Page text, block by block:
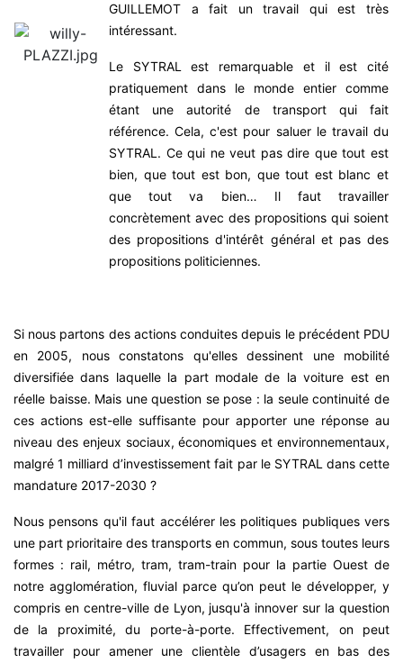
GUILLEMOT a fait un travail qui est très
intéressant.
Le SYTRAL est remarquable et il est cité
pratiquement dans le monde entier comme
étant une autorité de transport qui fait
référence. Cela, c'est pour saluer le travail du
SYTRAL. Ce qui ne veut pas dire que tout est
bien, que tout est bon, que tout est blanc et
que tout va bien… Il faut travailler
concrètement avec des propositions qui soient
des propositions d'intérêt général et pas des
propositions politiciennes.
Si nous partons des actions conduites depuis le précédent PDU
en 2005, nous constatons qu'elles dessinent une mobilité
diversifiée dans laquelle la part modale de la voiture est en
réelle baisse. Mais une question se pose : la seule continuité de
ces actions est-elle suffisante pour apporter une réponse au
niveau des enjeux sociaux, économiques et environnementaux,
malgré 1 milliard d’investissement fait par le SYTRAL dans cette
mandature 2017-2030 ?
Nous pensons qu'il faut accélérer les politiques publiques vers
une part prioritaire des transports en commun, sous toutes leurs
formes : rail, métro, tram, tram-train pour la partie Ouest de
notre agglomération, fluvial parce qu’on peut le développer, y
compris en centre-ville de Lyon, jusqu'à innover sur la question
de la proximité, du porte-à-porte. Effectivement, on peut
travailler pour amener une clientèle d’usagers en bas des